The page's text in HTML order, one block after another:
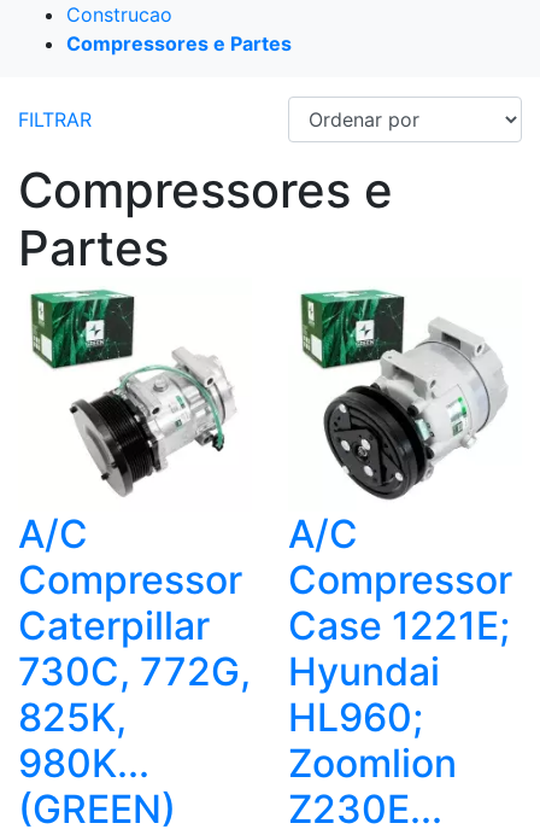
Construcao
Compressores e Partes
FILTRAR
Compressores e
Partes
A/C
Compressor
Caterpillar
730C, 772G,
825K,
980K...
(GREEN)
A/C
Compressor
Case 1221E;
Hyundai
HL960;
Zoomlion
Z230E...